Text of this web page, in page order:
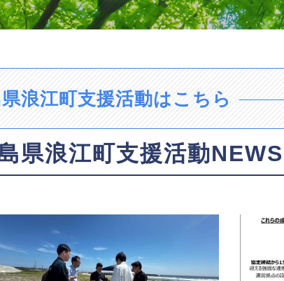
浪江町支援活動はこちら
県浪江町支援活動NEWS